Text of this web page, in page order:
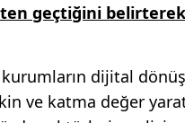
geçtiğini
dijital
ve katma değer